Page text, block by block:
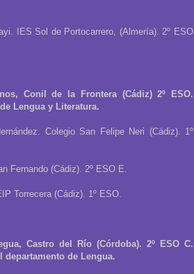
IES Sol de Portocarrero, (Almería). 2º ESO
Conil de la Frontera (Cádiz) 2º ESO.
Lengua y Literatura.
Colegio San Felipe Neri (Cádiz). 1º
Fernando (Cádiz). 2º ESO E.
Torrecera (Cádiz). 1º ESO.
Castro del Río (Córdoba). 2º ESO C.
departamento de Lengua.